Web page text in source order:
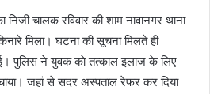
चालक रविवार की शाम नावानगर थाना
मिला। घटना की सूचना मिलते ही
पुलिस ने युवक काे तत्काल इलाज के लिए
जहां से सदर अस्पताल रेफर कर दिया